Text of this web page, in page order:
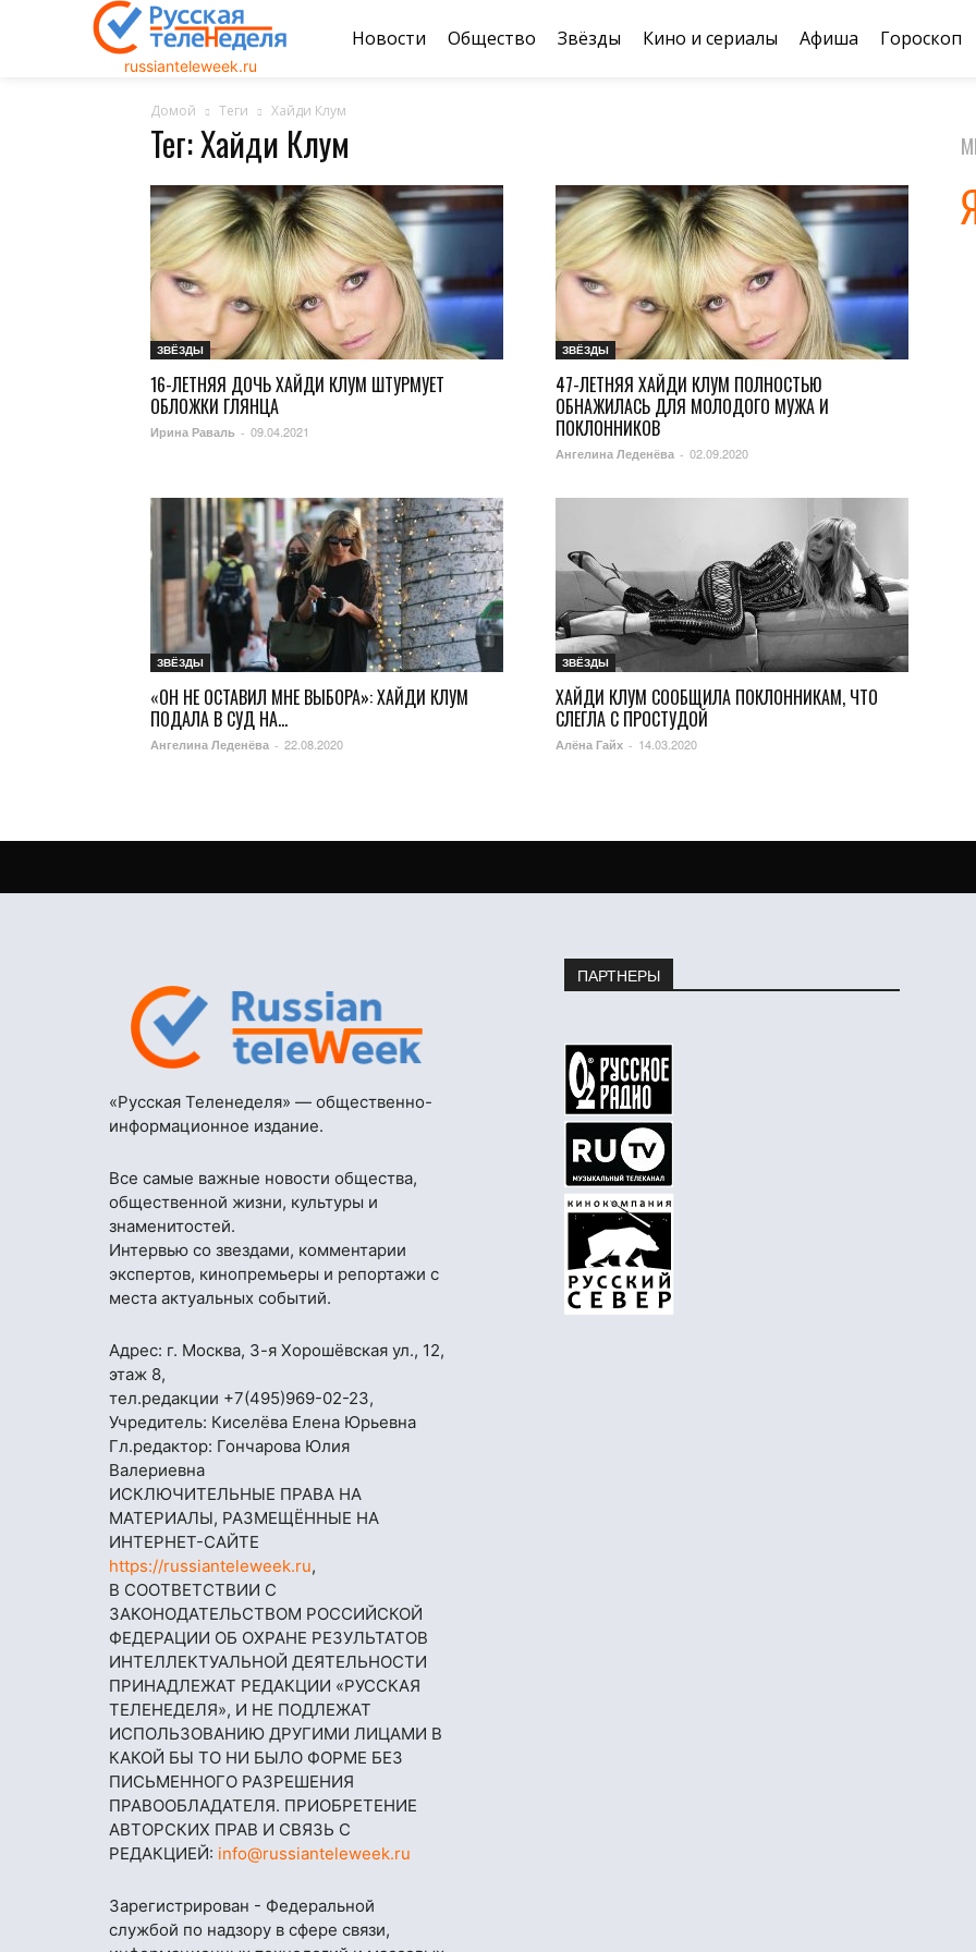
russianteleweek.ru
Новости Общество Звёзды Кино и сериалы Афиша Гороскоп
Домой Теги Хайди Клум
Тег: Хайди Клум
ЗВЁЗДЫ
16-ЛЕТНЯЯ ДОЧЬ ХАЙДИ КЛУМ ШТУРМУЕТ
ОБЛОЖКИ ГЛЯНЦА
Ирина Раваль - 09.04.2021
ЗВЁЗДЫ
47-ЛЕТНЯЯ ХАЙДИ КЛУМ ПОЛНОСТЬЮ
ОБНАЖИЛАСЬ ДЛЯ МОЛОДОГО МУЖА И
ПОКЛОННИКОВ
Ангелина Леденёва - 02.09.2020
ЗВЁЗДЫ
«ОН НЕ ОСТАВИЛ МНЕ ВЫБОРА»: ХАЙДИ КЛУМ
ПОДАЛА В СУД НА...
Ангелина Леденёва - 22.08.2020
ЗВЁЗДЫ
ХАЙДИ КЛУМ СООБЩИЛА ПОКЛОННИКАМ, ЧТО
СЛЕГЛА С ПРОСТУДОЙ
Алёна Гайх - 14.03.2020
«Русская Теленеделя» — общественно-
информационное издание.
Все самые важные новости общества,
общественной жизни, культуры и
знаменитостей.
Интервью со звездами, комментарии
экспертов, кинопремьеры и репортажи с
места актуальных событий.
Адрес: г. Москва, 3-я Хорошёвская ул., 12,
этаж 8,
тел.редакции +7(495)969-02-23,
Учредитель: Киселёва Елена Юрьевна
Гл.редактор: Гончарова Юлия
Валериевна
ИСКЛЮЧИТЕЛЬНЫЕ ПРАВА НА
МАТЕРИАЛЫ, РАЗМЕЩЁННЫЕ НА
ИНТЕРНЕТ-САЙТЕ
https://russianteleweek.ru,
В СООТВЕТСТВИИ С
ЗАКОНОДАТЕЛЬСТВОМ РОССИЙСКОЙ
ФЕДЕРАЦИИ ОБ ОХРАНЕ РЕЗУЛЬТАТОВ
ИНТЕЛЛЕКТУАЛЬНОЙ ДЕЯТЕЛЬНОСТИ
ПРИНАДЛЕЖАТ РЕДАКЦИИ «РУССКАЯ
ТЕЛЕНЕДЕЛЯ», И НЕ ПОДЛЕЖАТ
ИСПОЛЬЗОВАНИЮ ДРУГИМИ ЛИЦАМИ В
КАКОЙ БЫ ТО НИ БЫЛО ФОРМЕ БЕЗ
ПИСЬМЕННОГО РАЗРЕШЕНИЯ
ПРАВООБЛАДАТЕЛЯ. ПРИОБРЕТЕНИЕ
АВТОРСКИХ ПРАВ И СВЯЗЬ С
РЕДАКЦИЕЙ: info@russianteleweek.ru
Зарегистрирован - Федеральной
службой по надзору в сфере связи,
ПАРТНЕРЫ